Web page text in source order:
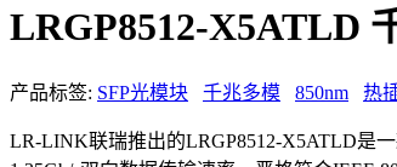
LRGP8512-X5ATLD
产品标签: SFP光模块 千兆多模 850nm 热
LR-LINK联瑞推出的LRGP8512-X5ATLD是